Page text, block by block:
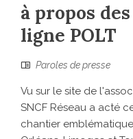
à propos
ligne POLT
Paroles de presse
Vu sur le site de
SNCF Réseau a acté
chantier